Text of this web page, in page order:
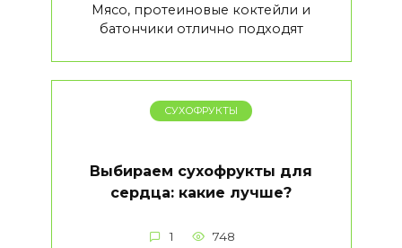
Мясо, протеиновые коктейли и
батончики отлично подходят
СУХОФРУКТЫ
Выбираем сухофрукты для
сердца: какие лучше?
1 748